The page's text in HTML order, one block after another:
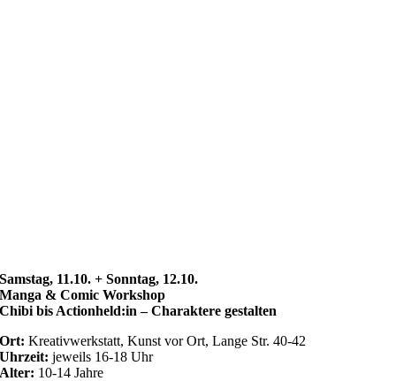
Samstag, 11.10. + Sonntag, 12.10.
Manga & Comic Workshop
Chibi bis Actionheld:in – Charaktere gestalten
Ort: Kreativwerkstatt, Kunst vor Ort, Lange Str. 40-42
Uhrzeit: jeweils 16-18 Uhr
Alter: 10-14 Jahre